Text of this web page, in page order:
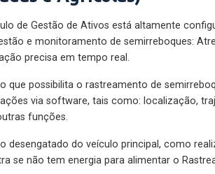
de Gestão de Ativos está altamente
e monitoramento de semirreboques:
precisa em tempo real.
que possibilita o rastreamento de
via software, tais como: localização,
funções.
desengatado do veículo principal, como
se não tem energia para alimentar o